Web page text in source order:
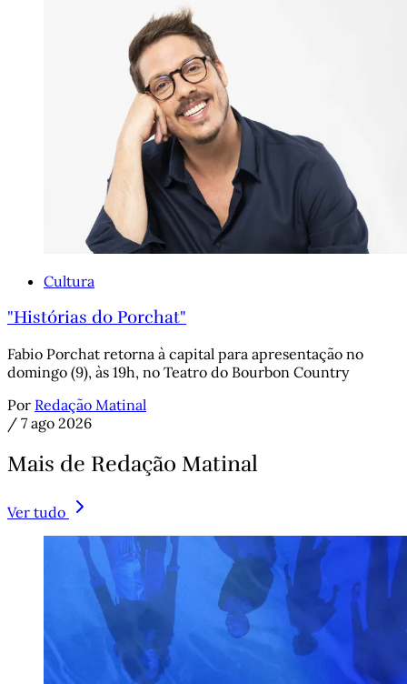
Cultura
"Histórias do Porchat"
Fabio Porchat retorna à capital para apresentação no
domingo (9), às 19h, no Teatro do Bourbon Country
Por Redação Matinal
/ 7 ago 2026
Mais de Redação Matinal
Ver tudo